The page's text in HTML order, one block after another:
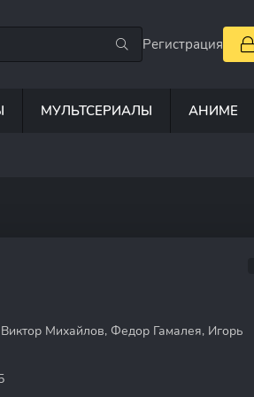
Регистрация
МУЛЬТСЕРИАЛЫ АНИМЕ
Михайлов, Федор Гамалея, Игорь